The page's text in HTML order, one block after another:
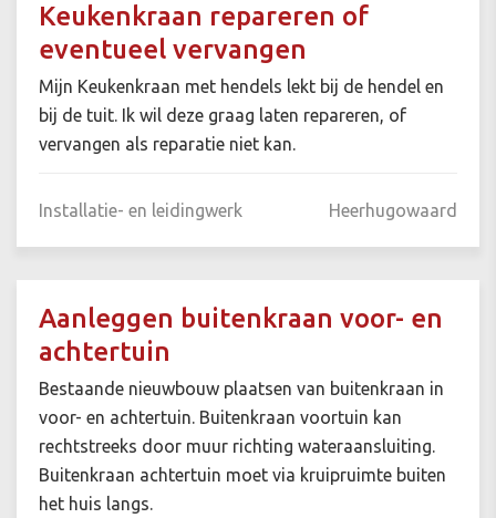
Keukenkraan repareren of
eventueel vervangen
Mijn Keukenkraan met hendels lekt bij de hendel en
bij de tuit. Ik wil deze graag laten repareren, of
vervangen als reparatie niet kan.
Installatie- en leidingwerk Heerhugowaard
Aanleggen buitenkraan voor- en
achtertuin
Bestaande nieuwbouw plaatsen van buitenkraan in
voor- en achtertuin. Buitenkraan voortuin kan
rechtstreeks door muur richting wateraansluiting.
Buitenkraan achtertuin moet via kruipruimte buiten
het huis langs.